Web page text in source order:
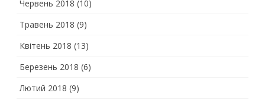
Червень 2018 (10)
Травень 2018 (9)
Квітень 2018 (13)
Березень 2018 (6)
Лютий 2018 (9)